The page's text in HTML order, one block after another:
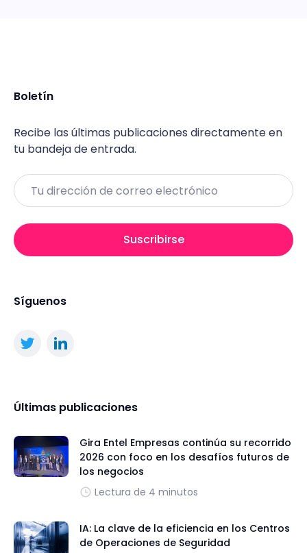
Boletín
Recibe las últimas publicaciones directamente en
tu bandeja de entrada.
Email
Suscribirse
Síguenos
Últimas publicaciones
Gira Entel Empresas continúa su recorrido
2026 con foco en los desafíos futuros de
los negocios
Lectura de 4 minutos
IA: La clave de la eficiencia en los Centros
de Operaciones de Seguridad